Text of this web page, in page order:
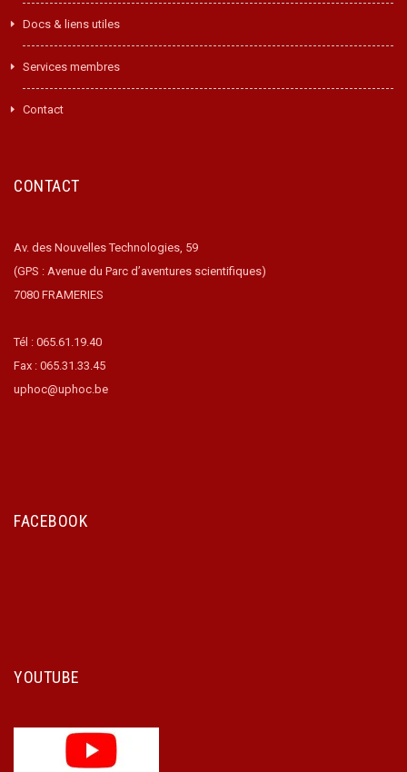
Docs & liens utiles
Services membres
Contact
CONTACT
Av. des Nouvelles Technologies, 59
(GPS : Avenue du Parc d’aventures scientifiques)
7080 FRAMERIES
Tél : 065.61.19.40
Fax : 065.31.33.45
uphoc@uphoc.be
FACEBOOK
YOUTUBE